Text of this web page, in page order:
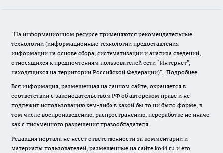
"На информационном ресурсе применяются рекомендательные
технологии (информационные технологии предоставления
информации на основе сбора, систематизации и анализа сведений,
относящихся к предпочтениям пользователей сети "Интернет",
находящихся на территории Российской Федерации)". Подробнее
Вся информация, размещенная на данном сайте, охраняется в
соответствии с законодательством РФ об авторском праве и не
подлежит использованию кем-либо в какой бы то ни было форме, в
том числе воспроизведению, распространению, переработке не иначе
как с письменного разрешения правообладателя.
Редакция портала не несет ответственности за комментарии и
материалы пользователей, размещенные на сайте ko44.ru и его